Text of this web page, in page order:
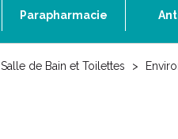
Parapharmacie
Salle de Bain et Toilettes